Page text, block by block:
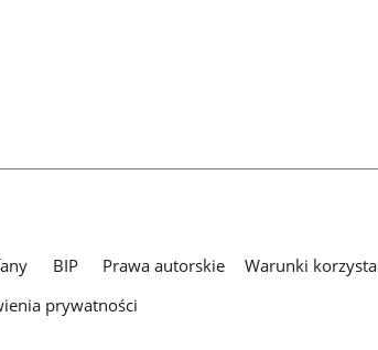
BIP Prawa autorskie Warunki
prywatności